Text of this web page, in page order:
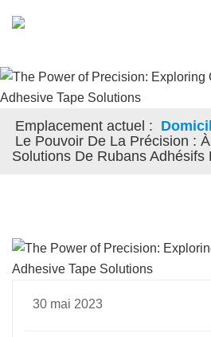
Emplacement actuel :
Le Pouvoir De La Précision :
Solutions De Rubans Adhésifs
30 mai 2023